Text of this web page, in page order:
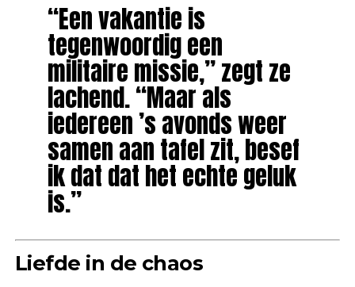
“Een vakantie is
tegenwoordig een
militaire missie,” zegt ze
lachend. “Maar als
iedereen ’s avonds weer
samen aan tafel zit, besef
ik dat dat het echte geluk
is.”
Liefde in de chaos